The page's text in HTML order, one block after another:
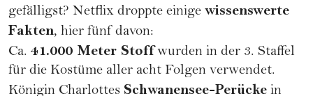
gefälligst? Netflix droppte einige wissenswerte
Fakten, hier fünf davon:
Ca. 41.000 Meter Stoffwurden in der 3. Staffel
für die Kostüme aller acht Folgen verwendet.
Königin Charlottes Schwanensee-Perücke in